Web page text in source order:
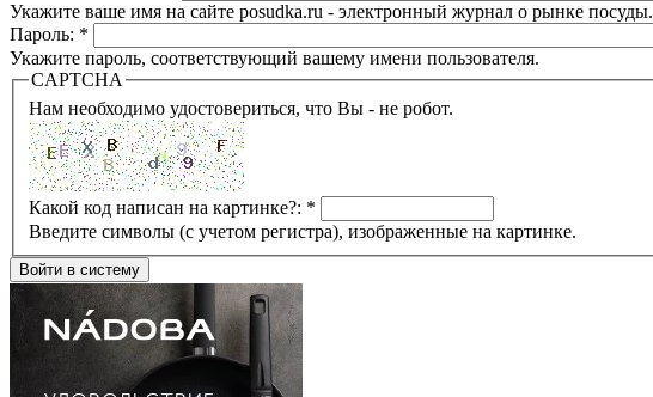
Укажите ваше имя на сайте posudka.ru - электронный журнал о рынке посуды.
Пароль: *
Укажите пароль, соответствующий вашему имени пользователя.
CAPTCHA
Нам необходимо удостовериться, что Вы - не робот.
Какой код написан на картинке?: *
Введите символы (с учетом регистра), изображенные на картинке.